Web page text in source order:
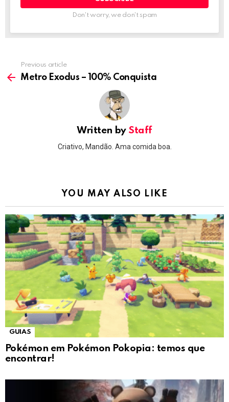
Don't worry, we don't spam
more
Previous article
Metro Exodus – 100% Conquista
Written by Staff
Criativo, Mandão. Ama comida boa.
YOU MAY ALSO LIKE
GUIAS
Pokémon em Pokémon Pokopia: temos que
encontrar!